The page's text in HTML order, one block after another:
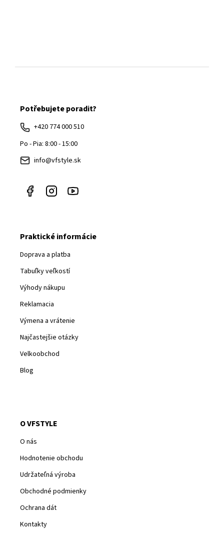
Potřebujete poradit?
+420 774 000 510
Po - Pia: 8:00 - 15:00
info@vfstyle.sk
Praktické informácie
Doprava a platba
Tabuľky veľkostí
Výhody nákupu
Reklamacia
Výmena a vrátenie
Najčastejšie otázky
Velkoobchod
Blog
O VFSTYLE
O nás
Hodnotenie obchodu
Udržateľná výroba
Obchodné podmienky
Ochrana dát
Kontakty